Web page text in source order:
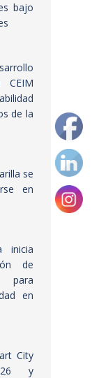
bajo
CEIM
de la
se
en
inicia
de
para
en
City
y